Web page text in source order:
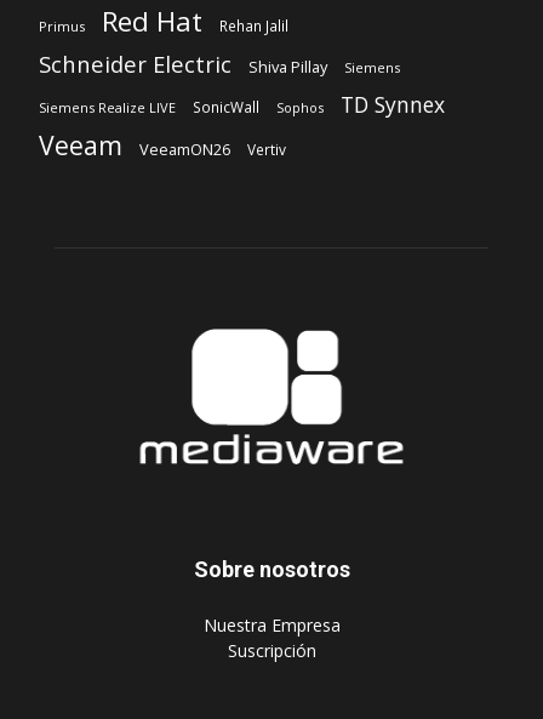
Primus Red Hat Rehan Jalil
Schneider Electric Shiva Pillay Siemens
Siemens Realize LIVE SonicWall Sophos TD Synnex
Veeam VeeamON26 Vertiv
Sobre nosotros
‎Nuestra Empresa
‎Suscripción